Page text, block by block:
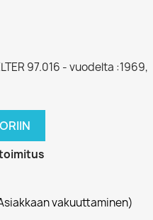
97.016 - vuodelta :1969,
vakuuttaminen)